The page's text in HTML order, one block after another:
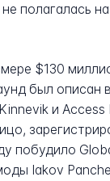
полагалась
$130
был описан
и
побудило
Iakov